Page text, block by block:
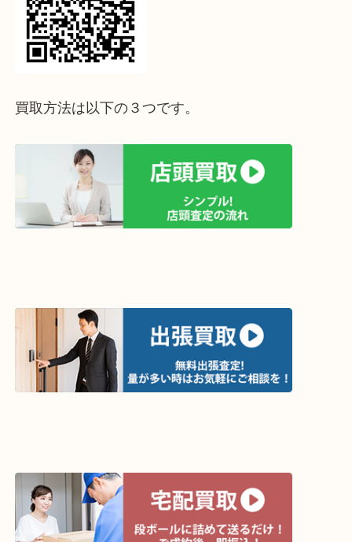
↓パソコンでご覧頂いている方は、こちらをスマホ
って下さい↓